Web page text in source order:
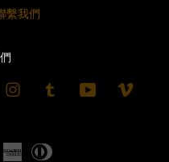
繫我們
InstagramTumblr YouTube
AmericanDiners